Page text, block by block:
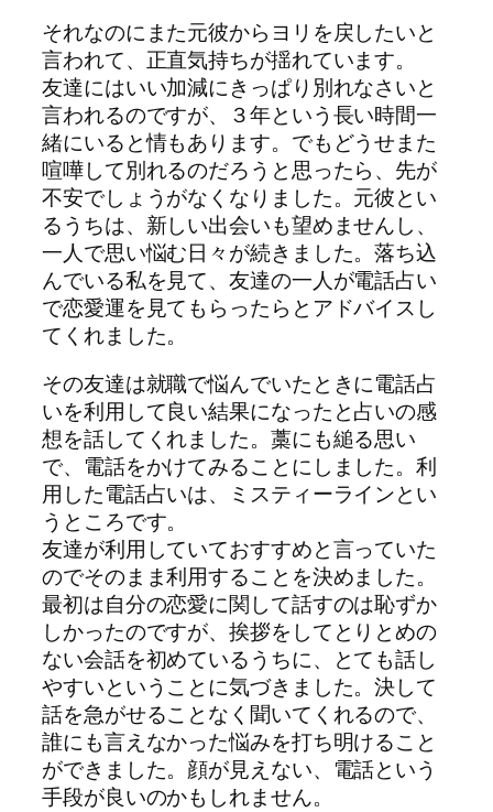
それなのにまた元彼からヨリを戻したいと
言われて、正直気持ちが揺れています。
友達にはいい加減にきっぱり別れなさいと
言われるのですが、３年という長い時間一
緒にいると情もあります。でもどうせまた
喧嘩して別れるのだろうと思ったら、先が
不安でしょうがなくなりました。元彼とい
るうちは、新しい出会いも望めませんし、
一人で思い悩む日々が続きました。落ち込
んでいる私を見て、友達の一人が電話占い
で恋愛運を見てもらったらとアドバイスし
てくれました。
その友達は就職で悩んでいたときに電話占
いを利用して良い結果になったと占いの感
想を話してくれました。藁にも縋る思い
で、電話をかけてみることにしました。利
用した電話占いは、ミスティーラインとい
うところです。
友達が利用していておすすめと言っていた
のでそのまま利用することを決めました。
最初は自分の恋愛に関して話すのは恥ずか
しかったのですが、挨拶をしてとりとめの
ない会話を初めているうちに、とても話し
やすいということに気づきました。決して
話を急がせることなく聞いてくれるので、
誰にも言えなかった悩みを打ち明けること
ができました。顔が見えない、電話という
手段が良いのかもしれません。